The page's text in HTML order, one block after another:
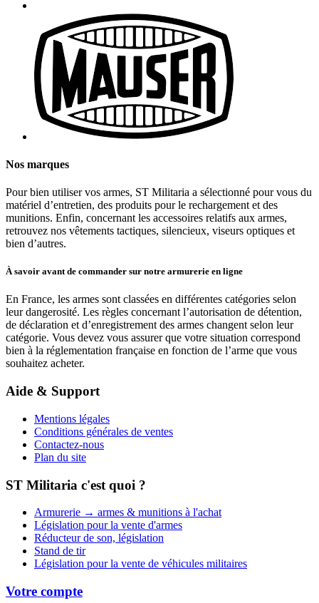
Nos marques
Pour bien utiliser vos armes, ST Militaria a sélectionné pour vous du
matériel d’entretien, des produits pour le rechargement et des
munitions. Enfin, concernant les accessoires relatifs aux armes,
retrouvez nos vêtements tactiques, silencieux, viseurs optiques et
bien d’autres.
À savoir avant de commander sur notre armurerie en ligne
En France, les armes sont classées en différentes catégories selon
leur dangerosité. Les règles concernant l’autorisation de détention,
de déclaration et d’enregistrement des armes changent selon leur
catégorie. Vous devez vous assurer que votre situation correspond
bien à la réglementation française en fonction de l’arme que vous
souhaitez acheter.
Aide & Support
Mentions légales
Conditions générales de ventes
Contactez-nous
Plan du site
ST Militaria c'est quoi ?
Armurerie → armes & munitions à l'achat
Législation pour la vente d'armes
Réducteur de son, législation
Stand de tir
Législation pour la vente de véhicules militaires
Votre compte